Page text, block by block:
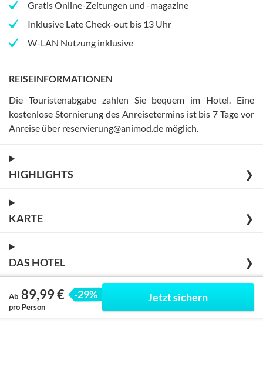
Gratis Online-Zeitungen und -magazine
Inklusive Late Check-out bis 13 Uhr
W-LAN Nutzung inklusive
REISEINFORMATIONEN
Die Touristenabgabe zahlen Sie bequem im Hotel
Eine
kostenlose Stornierung des Anreisetermins ist bis 7 Tage vor
Anreise über reservierung@animod.de möglich
HIGHLIGHTS ❯
KARTE ❯
DAS HOTEL ❯
Ab 89,99 € -29%
pro Person
Jetzt sichern